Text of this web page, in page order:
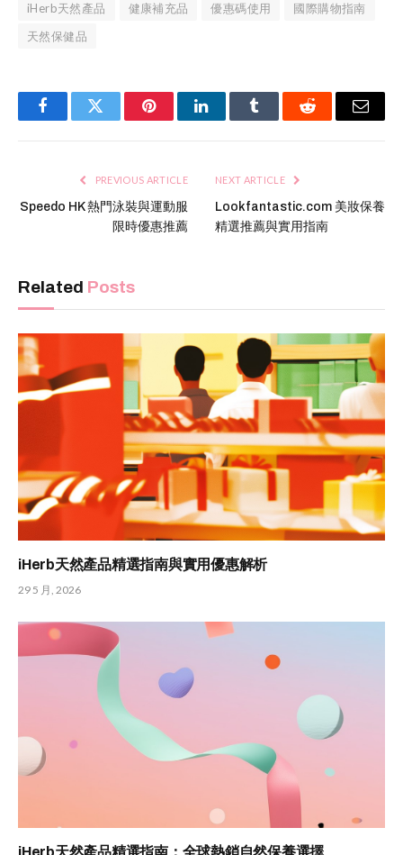
iHerb天然產品 健康補充品 優惠碼使用
國際購物指南
天然保健品
FacebookTwitter PinterestLinkedInTumblr Reddit Email
PREVIOUS ARTICLE
Speedo HK 熱門泳裝與運動服
限時優惠推薦
NEXT ARTICLE
Lookfantastic.com 美妝保養
精選推薦與實用指南
Related Posts
iHerb天然產品精選指南與實用優惠解析
29 5 月, 2026